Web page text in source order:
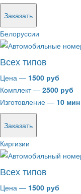
Заказать
Белоруссии
Всех типов
Цена — 1500 руб
Комплект — 2500 руб
Изготовление — 10 мин
Заказать
Киргизии
Всех типов
Цена — 1500 руб